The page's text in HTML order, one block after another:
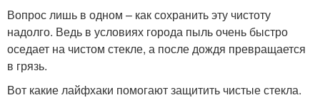
Вопрос лишь в одном – как сохранить эту чистоту
надолго. Ведь в условиях города пыль очень быстро
оседает на чистом стекле, а после дождя превращается
в грязь.
Вот какие лайфхаки помогают защитить чистые стекла.